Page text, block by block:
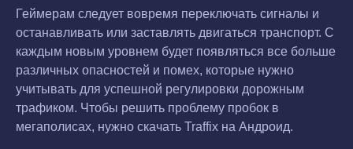
Геймерам следует вовремя переключать сигналы и
останавливать или заставлять двигаться транспорт. С
каждым новым уровнем будет появляться все больше
различных опасностей и помех, которые нужно
учитывать для успешной регулировки дорожным
трафиком. Чтобы решить проблему пробок в
мегаполисах, нужно скачать Traffix на Андроид.